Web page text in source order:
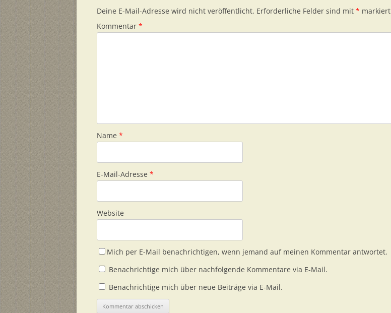
Deine E-Mail-Adresse wird nicht veröffentlicht. Erforderliche Felder sind mit * markiert
Kommentar *
Name *
E-Mail-Adresse *
Website
Mich per E-Mail benachrichtigen, wenn jemand auf meinen Kommentar antwortet.
Benachrichtige mich über nachfolgende Kommentare via E-Mail.
Benachrichtige mich über neue Beiträge via E-Mail.